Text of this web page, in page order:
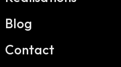
Blog
Contact